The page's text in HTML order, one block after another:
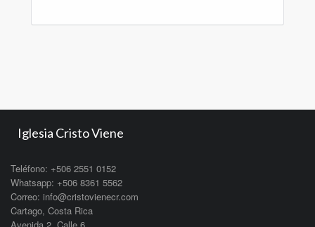
Iglesia Cristo Viene
Teléfono: +506 2551 0152
Whatsapp: +506 8361 5562
Correo: info@cristovienecr.com
Cartago, Costa Rica